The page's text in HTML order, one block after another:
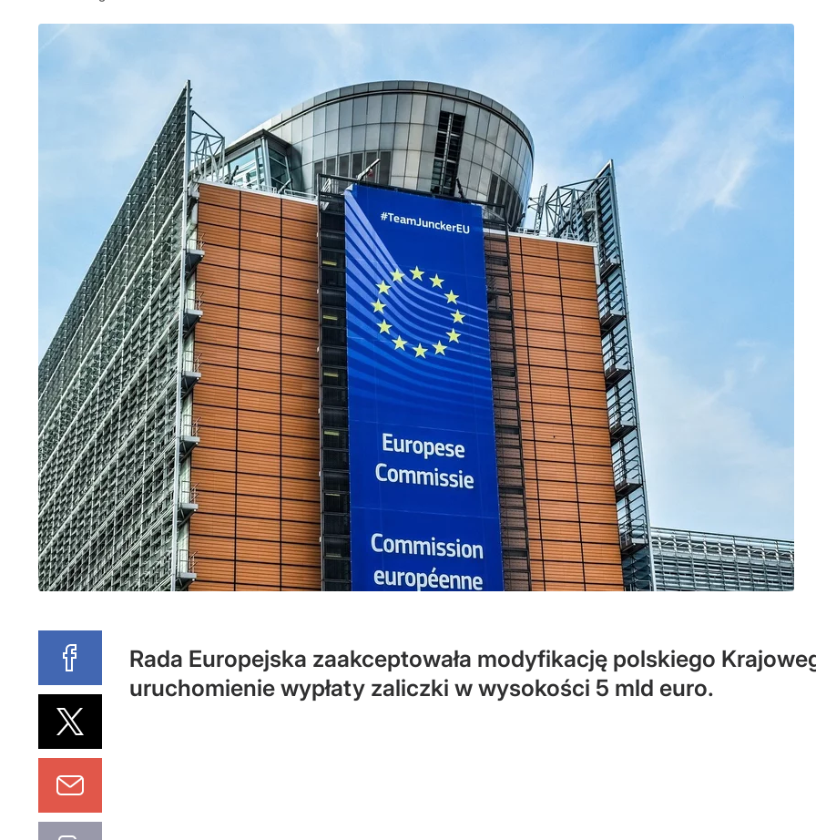
Rada Europejska zaakceptowała modyfikację polskiego
uruchomienie wypłaty zaliczki w wysokości 5 mld euro.